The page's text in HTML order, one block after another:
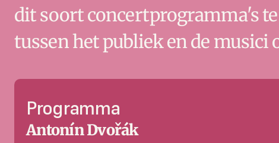
dit soort concertprogramma's
tussen het publiek en de musici
Programma
Antonín Dvořák